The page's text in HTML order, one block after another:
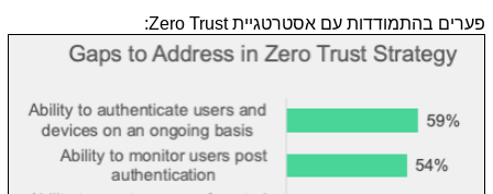
פערים בהתמודדות עם אסטרטגייתZero Trust
: